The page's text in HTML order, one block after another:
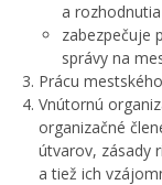
a
zabezpečuje
správy na
Prácu
Vnútornú
organizačné
útvarov, zásady
a tiež ich